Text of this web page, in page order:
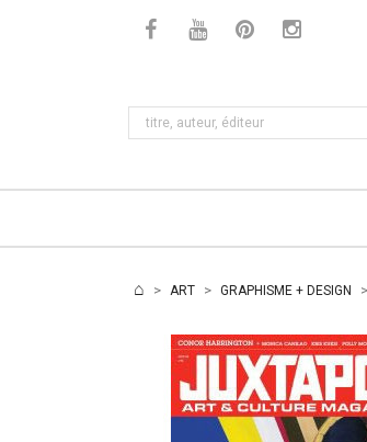
ART GRAPHISME + DESIGN